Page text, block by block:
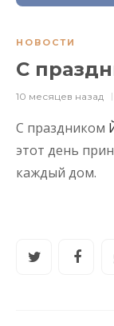
НОВОСТИ
С
10 месяцев назад
С праздником
этот день
каждый дом.